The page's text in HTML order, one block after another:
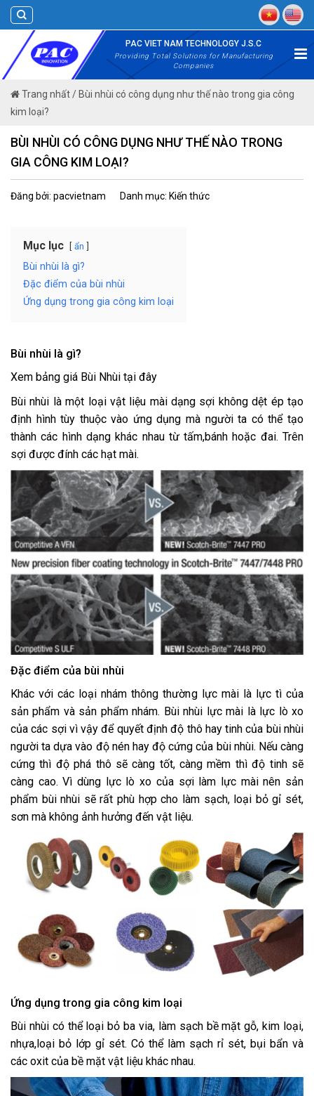
Skip
to
content
PAC VIET NAM TECHNOLOGY J.S.C
Providing Total Solutions for Manufacturing
Companies
Trang nhất/ Bùi nhùi có công dụng như thế nào trong gia công
kim loại?
BÙI NHÙI CÓ CÔNG DỤNG NHƯ THẾ NÀO TRONG
GIA CÔNG KIM LOẠI?
Đăng bởi: pacvietnam Danh mục: Kiến thức
Mục lục ẩn
Bùi nhùi là gì?
Đặc điểm của bùi nhùi
Ứng dụng trong gia công kim loại
Bùi nhùi là gì?
Xem bảng giá Bùi Nhùi tại đây
Bùi nhùi là một loại vật liệu mài dạng sợi không dệt ép tạo
định hình tùy thuộc vào ứng dụng mà người ta có thể tạo
thành các hình dạng khác nhau từ tấm,bánh hoặc đai. Trên
sợi được đính các hạt mài.
Đặc điểm của bùi nhùi
Khác với các loại nhám thông thường lực mài là lực tì của
sản phẩm và sản phẩm nhám. Bùi nhùi lực mài là lực lò xo
của các sợi vì vậy để quyết định độ thô hay tinh của bùi nhùi
người ta dựa vào độ nén hay độ cứng của bùi nhùi. Nếu càng
cứng thì độ phá thô sẽ càng tốt, càng mềm thì độ tinh sẽ
càng cao. Vì dùng lực lò xo của sợi làm lực mài nên sản
phẩm bùi nhùi sẽ rất phù hợp cho làm sạch, loại bỏ gỉ sét,
sơn mà không ảnh hưởng đến vật liệu.
Ứng dụng trong gia công kim loại
Bùi nhùi có thể loại bỏ ba via, làm sạch bề mặt gỗ, kim loại,
nhựa,loại bỏ lớp gỉ sét. Có thể làm sạch rỉ sét, bụi bẩn và
các oxit của bề mặt vật liệu khác nhau.